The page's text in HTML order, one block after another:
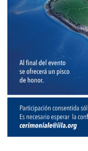
AL-INVEST Verde
Fotos
Vídeos
Audios